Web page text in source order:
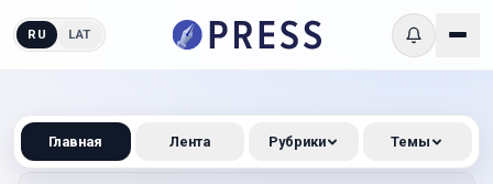
RU LAT
Главная Лента Рубрики Темы